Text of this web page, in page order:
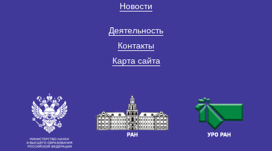
Новости
Деятельность
Контакты
Карта сайта